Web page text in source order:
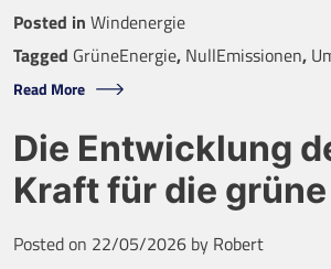
Posted in Windenergie
Tagged GrüneEnergie, NullEmissionen,
Read More
Die Entwicklung
Kraft für die
Posted on 22/05/2026 by Robert